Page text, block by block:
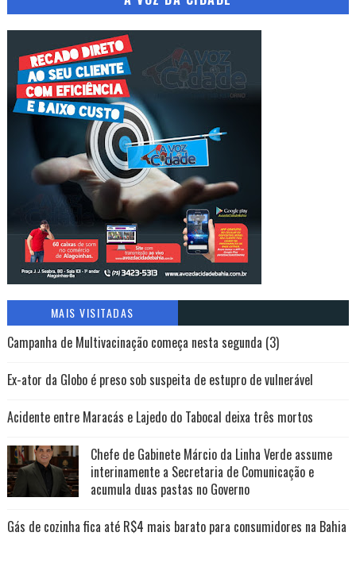
MAIS VISITADAS
Campanha de Multivacinação começa nesta segunda (3)
Ex-ator da Globo é preso sob suspeita de estupro de vulnerável
Acidente entre Maracás e Lajedo do Tabocal deixa três mortos
Chefe de Gabinete Márcio da Linha Verde assume
interinamente a Secretaria de Comunicação e
acumula duas pastas no Governo
Gás de cozinha fica até R$4 mais barato para consumidores na Bahia